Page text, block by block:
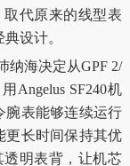
代原来的线型表
设计。
纳海决定从GPF 2/
Angelus SF240机
腕表能够连续运行
更长时间保持其优
明表背，让机芯